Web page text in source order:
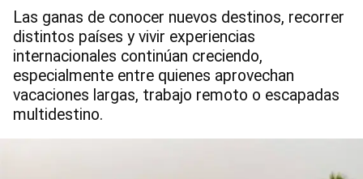
Las ganas de conocer nuevos destinos, recorrer
distintos países y vivir experiencias
internacionales continúan creciendo,
especialmente entre quienes aprovechan
vacaciones largas, trabajo remoto o escapadas
multidestino.